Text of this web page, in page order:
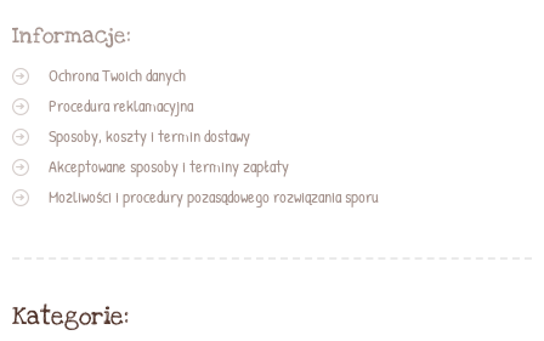
Informacje:
Ochrona Twoich danych
Procedura reklamacyjna
Sposoby, koszty i termin dostawy
Akceptowane sposoby i terminy zapłaty
Możliwości i procedury pozasądowego rozwiązania sporu
Kategorie: